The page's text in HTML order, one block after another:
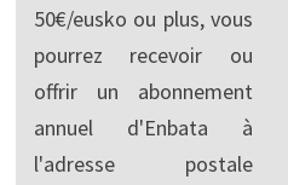
50€/eusko ou plus, vous
pourrez recevoir ou
offrir un abonnement
annuel d'Enbata à
l'adresse postale